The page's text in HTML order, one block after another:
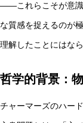
——これらこそが意識
な質感を捉えるのが
理解したことにはな
哲学的背景：
チャーマーズのハー